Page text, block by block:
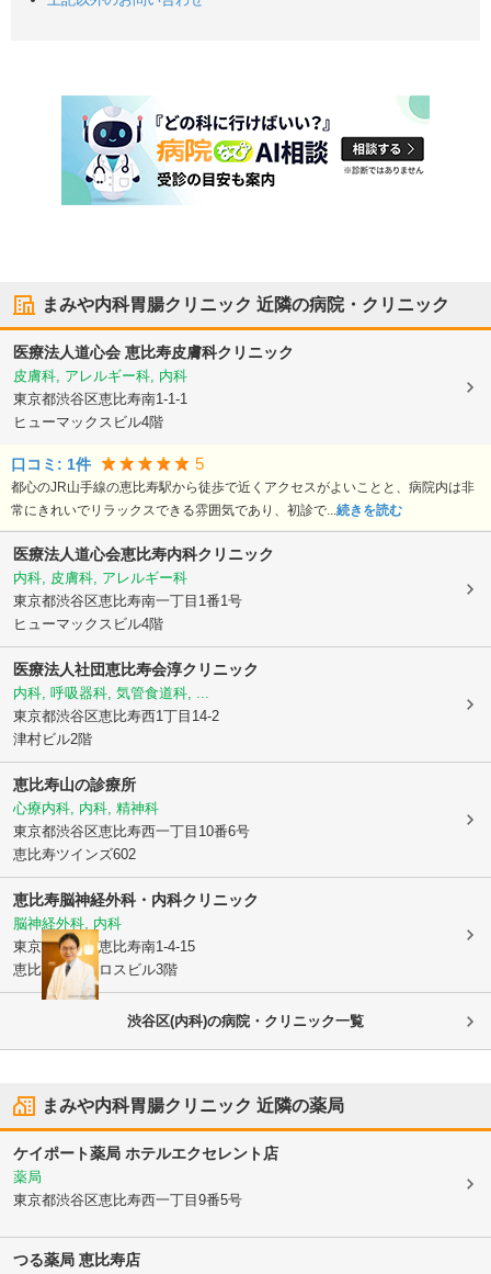
まみや内科胃腸クリニック 近隣の病院・クリニック
医療法人道心会 恵比寿皮膚科クリニック
皮膚科, アレルギー科, 内科
東京都渋谷区恵比寿南1-1-1
ヒューマックスビル4階
口コミ: 1件 5
都心のJR山手線の恵比寿駅から徒歩で近くアクセスがよいことと、病院内は非
常にきれいでリラックスできる雰囲気であり、初診で...続きを読む
医療法人道心会恵比寿内科クリニック
内科, 皮膚科, アレルギー科
東京都渋谷区恵比寿南一丁目1番1号
ヒューマックスビル4階
医療法人社団恵比寿会淳クリニック
内科, 呼吸器科, 気管食道科, ...
東京都渋谷区恵比寿西1丁目14-2
津村ビル2階
恵比寿山の診療所
心療内科, 内科, 精神科
東京都渋谷区恵比寿西一丁目10番6号
恵比寿ツインズ602
恵比寿脳神経外科・内科クリニック
脳神経外科, 内科
東京都渋谷区恵比寿南1-4-15
恵比寿銀座クロスビル3階
渋谷区(内科)の病院・クリニック一覧
まみや内科胃腸クリニック 近隣の薬局
ケイポート薬局 ホテルエクセレント店
薬局
東京都渋谷区恵比寿西一丁目9番5号
つる薬局 恵比寿店